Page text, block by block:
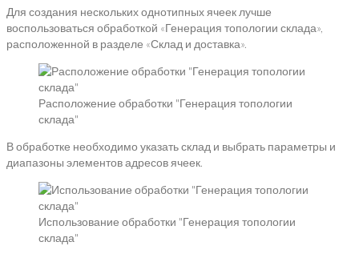
Для создания нескольких однотипных ячеек лучше
воспользоваться обработкой «Генерация топологии склада»,
расположенной в разделе «Склад и доставка».
Расположение обработки "Генерация топологии
склада"
В обработке необходимо указать склад и выбрать параметры и
диапазоны элементов адресов ячеек.
Использование обработки "Генерация топологии
склада"